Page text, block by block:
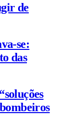
de
se:
das